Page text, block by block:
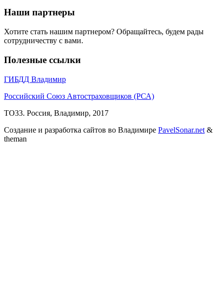
Наши партнеры
Хотите стать нашим партнером? Обращайтесь, будем рады
сотрудничеству с вами.
Полезные ссылки
ГИБДД Владимир
Российский Союз Автостраховщиков (РСА)
ТО33. Россия, Владимир, 2017
Создание и разработка сайтов во Владимире PavelSonar.net &
theman